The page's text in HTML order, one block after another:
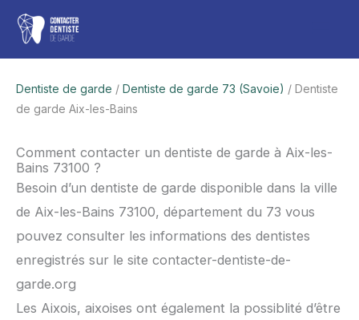
Aller
contenu
Dentiste de garde / Dentiste de garde 73 (Savoie) / Dentiste
de garde Aix-les-Bains
Comment contacter un dentiste de garde à Aix-les-
Bains 73100 ?
Besoin d’un dentiste de garde disponible dans la ville
de Aix-les-Bains 73100, département du 73 vous
pouvez consulter les informations des dentistes
enregistrés sur le site contacter-dentiste-de-
garde.org
Les Aixois, aixoises ont également la possiblité d’être